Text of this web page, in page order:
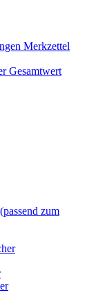
Merkzettel
Gesamtwert
zum